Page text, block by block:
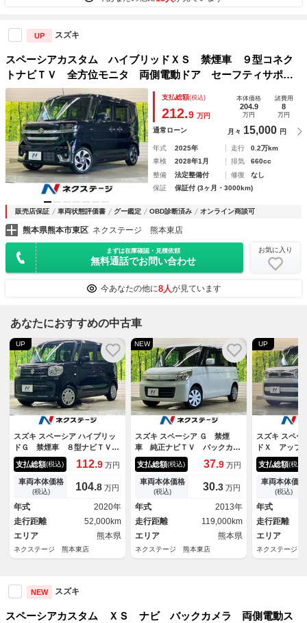
UP スズキ
スペーシアカスタム ハイブリッドＸＳ 禁煙車 ９型コネク
トナビＴＶ 全方位モニタ 両側電動ドア セーフティサポー
ト アダプティブクルーズ 純正１５インチＡＷ ヘッドアッ
プディスプレイ 半革シート シートヒーター 後席サーキュ
レーター
支払総額(税込)
212.9 万円
本体価格
204.9
万円
諸費用
8
万円
通常ローン 月々 15,000 円
年式 2025年 走行
0.2万km
車検
2028年1月 排気
660cc
整備
法定整備付 修復
なし
保証
保証付 (3ヶ月・3000km)
販売店保証 車両状態評価書 グー鑑定 OBD診断済み オンライン商談可
熊本県熊本市東区 ネクステージ 熊本東店
まずは在庫確認・見積依頼
無料通話でお問い合わせ
お気に入り
今あなたの他に8人が見ています
あなたにおすすめの中古車
UP
スズキ スペーシア ハイブリッ
ドＧ 禁煙車 ８型ナビＴＶ
バックカメラ セーフティサポ
ート リアパーキングセンサ
スマートキー オートエアコ
ン オートライト ハイビーム
アシスト 車線逸脱警告 Ｂｌ
ｕｅｔｏｏｔｈ ＤＶＤ再生
支払総額(税込) 112.9 万円
車両本体価格
(税込) 104.8 万円
年式
2020年
走行距離
52,000km
エリア
熊本県
ネクステージ 熊本東店
NEW
スズキ スペーシア Ｇ 禁煙
車 純正ナビＴＶ バックカメ
ラ レーダーブレーキサポー
ト スマートキー オートエア
コン Ｂｌｕｅｔｏｏｔｈ 両
側スライドドア ステアリング
リモコン
支払総額(税込) 37.9 万円
車両本体価格
(税込) 30.3 万円
年式
2013年
走行距離
119,000km
エリア
熊本県
ネクステージ 熊本東店
UP
スズキ スペー
ドＸ アップ
禁煙車 ナビ
動ドア バッ
ティサポー
純正ＯＰ１
フレール シ
ＴＣ Ｂｌｕ
ＶＤ再生
支払総額(税込)
車両本体価格
(税込)
年式
走行距離
エリア
ネクステージ
NEW スズキ
スペーシアカスタム ＸＳ ナビ バックカメラ 両側電動ス